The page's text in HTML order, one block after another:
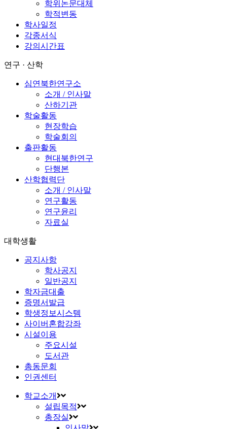
학위논문대체
학적변동
학사일정
각종서식
강의시간표
연구 · 산학
심연북한연구소
소개 / 인사말
산하기관
학술활동
현장학습
학술회의
출판활동
현대북한연구
단행본
산학협력단
소개 / 인사말
연구활동
연구윤리
자료실
대학생활
공지사항
학사공지
일반공지
학자금대출
증명서발급
학생정보시스템
사이버혼합강좌
시설이용
주요시설
도서관
총동문회
인권센터
학교소개
설립목적
총장실